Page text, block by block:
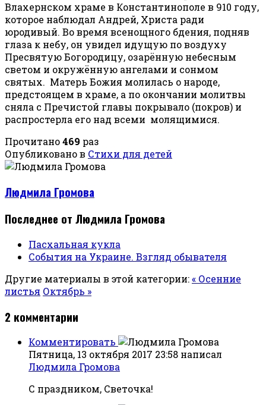
Влахернском храме в Константинополе в 910 году,
которое наблюдал Андрей, Христа ради
юродивый. Во время всенощного бдения, подняв
глаза к небу, он увидел идущую по воздуху
Пресвятую Богородицу, озарённую небесным
светом и окружённую ангелами и сонмом
святых. Матерь Божия молилась о народе,
предстоящем в храме, а по окончании молитвы
сняла с Пречистой главы покрывало (покров) и
распростерла его над всеми молящимися.
Прочитано469 раз
Опубликовано в Стихи для детей
Людмила Громова
Последнее от Людмила Громова
Пасхальная кукла
События на Украине. Взгляд обывателя
Другие материалы в этой категории:« Осенние
листья Октябрь »
2 комментарии
Комментировать
Пятница, 13 октября 2017 23:58 написал
Людмила Громова
С праздником, Светочка!